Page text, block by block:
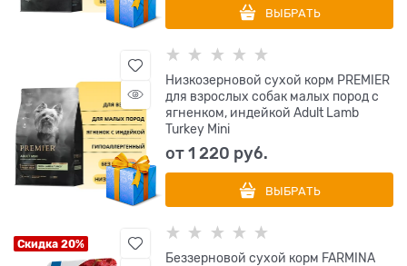
ВЫБРАТЬ
Низкозерновой сухой корм PREMIER
для взрослых собак малых пород с
ягненком, индейкой Adult Lamb
Turkey Mini
от1 220 руб.
ВЫБРАТЬ
Скидка 20%
Беззерновой cухой корм FARMINA